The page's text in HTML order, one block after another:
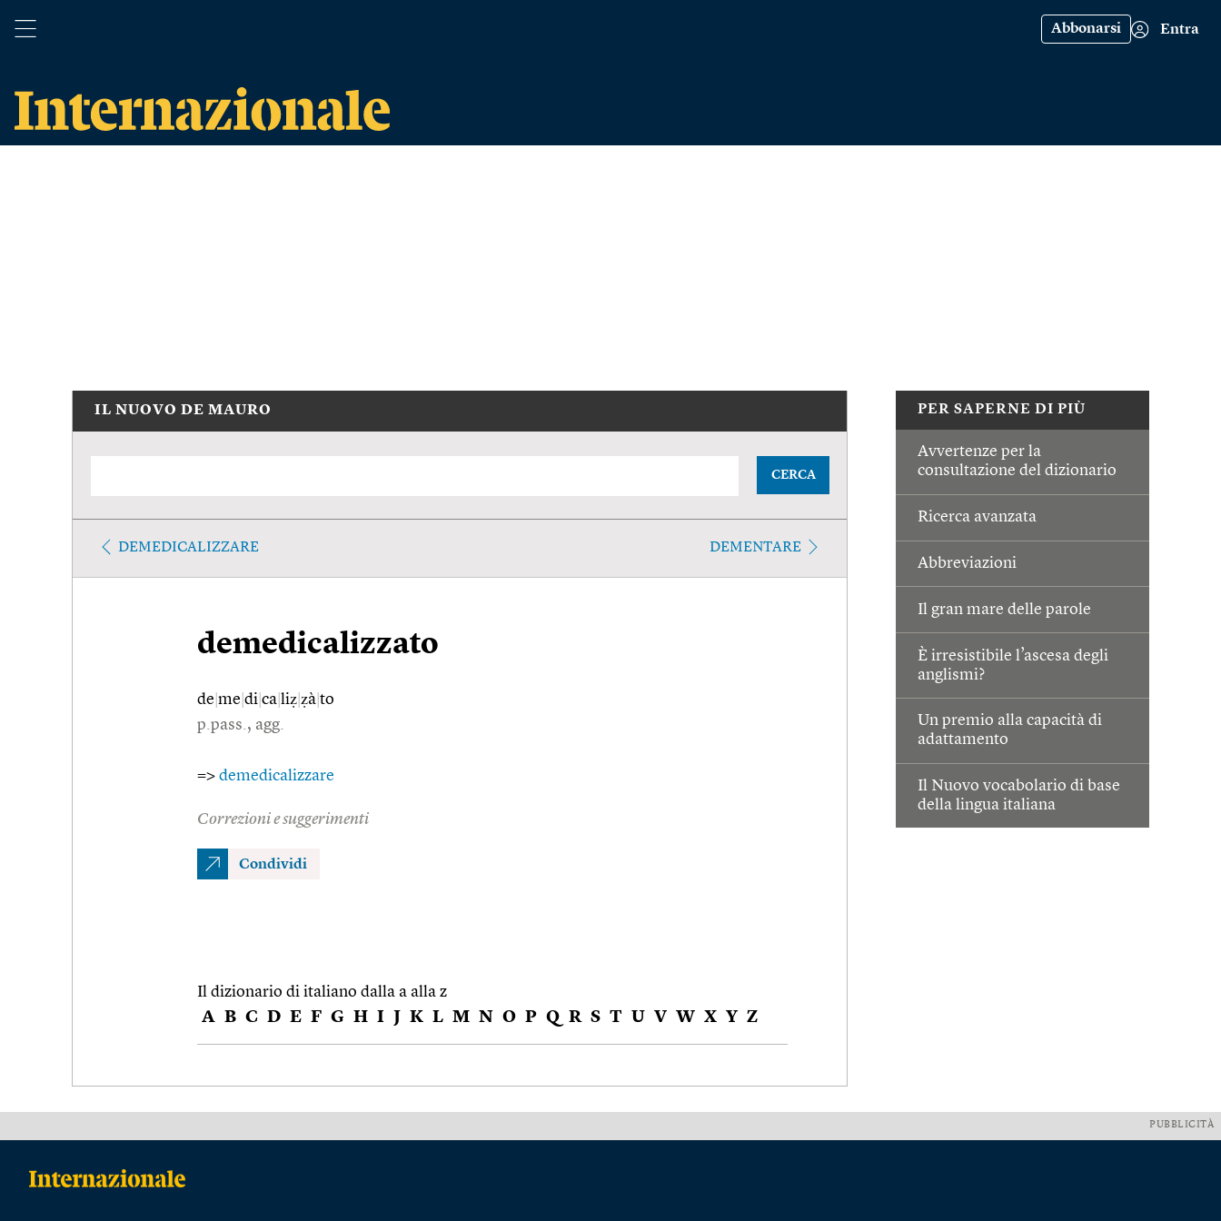
Abbonarsi Entra
PER SAPERNE DI PIÙ
Avvertenze per la
consultazione del dizionario
Ricerca avanzata
Abbreviazioni
Il gran mare delle parole
È irresistibile l’ascesa degli
anglismi?
Un premio alla capacità di
adattamento
Il Nuovo vocabolario di base
della lingua italiana
IL NUOVO DE MAURO
CERCA
DEMEDICALIZZARE DEMENTARE
demedicalizzato
de me di ca liẓ ẓà to
p.pass., agg.
=> demedicalizzare
Correzioni e suggerimenti
Condividi
Il dizionario di italiano dalla a alla z
A B C D E F G H I J K L M N O P Q R S T U V W X Y Z
PUBBLICITÀ